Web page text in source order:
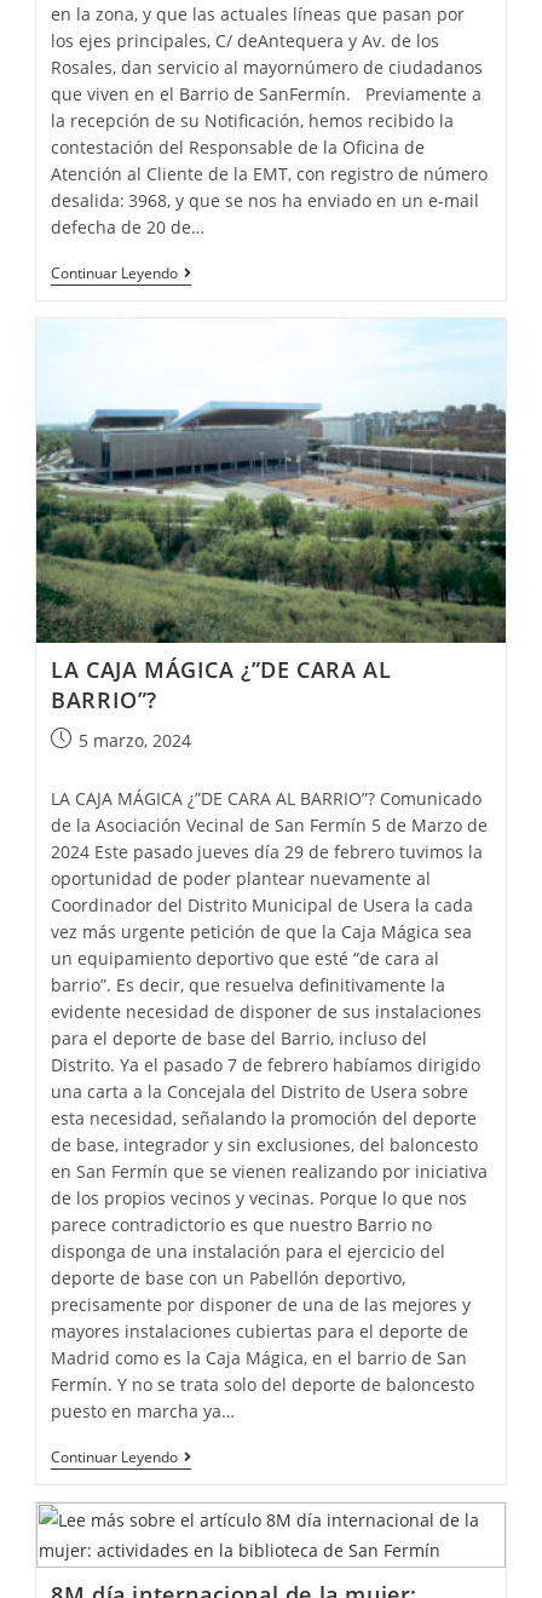
en la zona, y que las actuales líneas que pasan por
los ejes principales, C/ deAntequera y Av. de los
Rosales, dan servicio al mayornúmero de ciudadanos
que viven en el Barrio de SanFermín. Previamente a
la recepción de su Notificación, hemos recibido la
contestación del Responsable de la Oficina de
Atención al Cliente de la EMT, con registro de número
desalida: 3968, y que se nos ha enviado en un e-mail
defecha de 20 de…
Continuar Leyendo
LA CAJA MÁGICA ¿”DE CARA AL
BARRIO”?
5 marzo, 2024
LA CAJA MÁGICA ¿”DE CARA AL BARRIO”? Comunicado
de la Asociación Vecinal de San Fermín 5 de Marzo de
2024 Este pasado jueves día 29 de febrero tuvimos la
oportunidad de poder plantear nuevamente al
Coordinador del Distrito Municipal de Usera la cada
vez más urgente petición de que la Caja Mágica sea
un equipamiento deportivo que esté “de cara al
barrio”. Es decir, que resuelva definitivamente la
evidente necesidad de disponer de sus instalaciones
para el deporte de base del Barrio, incluso del
Distrito. Ya el pasado 7 de febrero habíamos dirigido
una carta a la Concejala del Distrito de Usera sobre
esta necesidad, señalando la promoción del deporte
de base, integrador y sin exclusiones, del baloncesto
en San Fermín que se vienen realizando por iniciativa
de los propios vecinos y vecinas. Porque lo que nos
parece contradictorio es que nuestro Barrio no
disponga de una instalación para el ejercicio del
deporte de base con un Pabellón deportivo,
precisamente por disponer de una de las mejores y
mayores instalaciones cubiertas para el deporte de
Madrid como es la Caja Mágica, en el barrio de San
Fermín. Y no se trata solo del deporte de baloncesto
puesto en marcha ya…
Continuar Leyendo